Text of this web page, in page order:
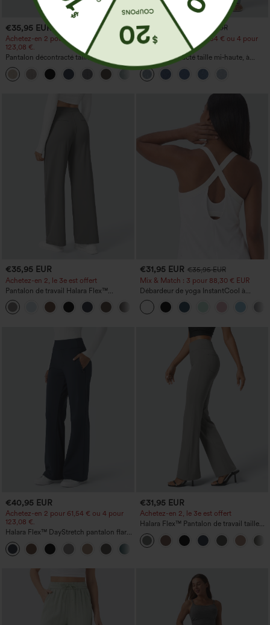
€35,95 EUR
Achetez-en 2 pour 61,54 € ou 4 pour
123,08 €.
Pantalon décontracté taille haute à
jambe droite, effet lin, avec poches
+5
€44,95 EUR
€49,95 EUR
Achetez-en 2 pour 61,54 € ou 4 pour
123,08 €.
Jean décontracté taille mi‑haute, à
cordon de serrage, avec poches
€35,95 EUR
Achetez-en 2, le 3e est offert
Pantalon de travail Halara Flex™
DayStretch à taille haute, avec poches et
coupe droite
+23
€31,95 EUR €35,95 EUR
Mix & Match : 3 pour 88,30 € EUR
Débardeur de yoga InstantCool à
encolure en U et ourlet arrondi –
UPF50+
€40,95 EUR
Achetez-en 2 pour 61,54 € ou 4 pour
123,08 €.
Halara Flex™ DayStretch pantalon flare
de travail, taille mi-haute, poche latérale
zippée
+12
€31,95 EUR
Achetez-en 2, le 3e est offert
Halara Flex™ Pantalon de travail taille
haute avec poche latérale arrière et
légère coupe évasée